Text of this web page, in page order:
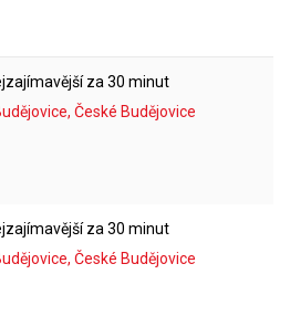
za 30 minut
České Budějovice
za 30 minut
České Budějovice